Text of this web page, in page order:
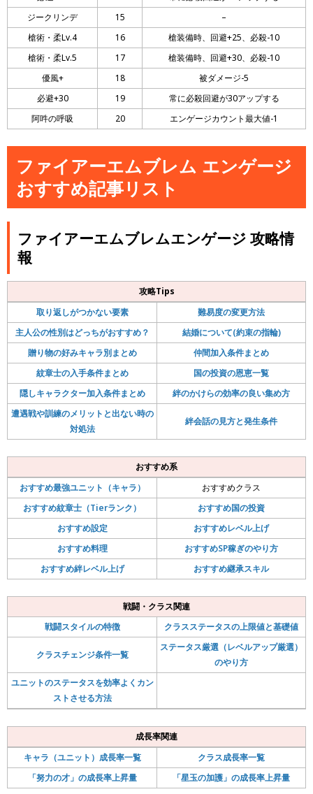
ジークリンデ
15
–
槍術・柔Lv.4
16
槍装備時、回避+25、必殺-10
槍術・柔Lv.5
17
槍装備時、回避+30、必殺-10
優風+
18
被ダメージ-5
必避+30
19
常に必殺回避が30アップする
阿吽の呼吸
20 エンゲージカウント最大値-1
ファイアーエムブレム エンゲージ
おすすめ記事リスト
ファイアーエムブレムエンゲージ 攻略情
報
攻略Tips
取り返しがつかない要素
難易度の変更方法
主人公の性別はどっちがおすすめ？
結婚について(約束の指輪)
贈り物の好みキャラ別まとめ
仲間加入条件まとめ
紋章士の入手条件まとめ
国の投資の恩恵一覧
隠しキャラクター加入条件まとめ
絆のかけらの効率の良い集め方
遭遇戦や訓練のメリットと出ない時の
対処法
絆会話の見方と発生条件
おすすめ系
おすすめ最強ユニット（キャラ）
おすすめクラス
おすすめ紋章士（Tierランク）
おすすめ国の投資
おすすめ設定
おすすめレベル上げ
おすすめ料理
おすすめSP稼ぎのやり方
おすすめ絆レベル上げ
おすすめ継承スキル
戦闘・クラス関連
戦闘スタイルの特徴
クラスステータスの上限値と基礎値
クラスチェンジ条件一覧
ステータス厳選（レベルアップ厳選）
のやり方
ユニットのステータスを効率よくカン
ストさせる方法
成長率関連
キャラ（ユニット）成長率一覧
クラス成長率一覧
「努力の才」の成長率上昇量
「星玉の加護」の成長率上昇量